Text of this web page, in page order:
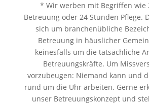
* Wir werben mit Begriffen wie
Betreuung oder 24 Stunden Pflege.
sich um branchenübliche
Betreuung in häuslicher
keinesfalls um die tatsächliche
Betreuungskräfte. Um
vorzubeugen: Niemand kann und
rund um die Uhr arbeiten. Gerne
unser Betreuungskonzept und